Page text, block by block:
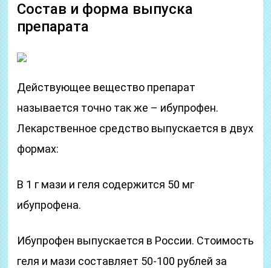
Состав и форма выпуска
препарата
Действующее вещество препарат
называется точно так же – ибупрофен.
Лекарственное средство выпускается в двух
формах:
В 1 г мази и геля содержится 50 мг
ибупрофена.
Ибупрофен выпускается в России. Стоимость
геля и мази составляет 50-100 рублей за